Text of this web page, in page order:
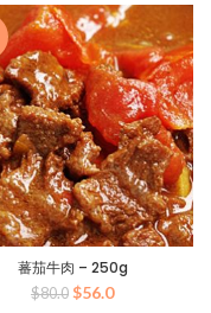
为：
$64.0。
价
格
为：
$45.0。
蕃茄牛肉 – 250g
$80.0 原
$56.0当